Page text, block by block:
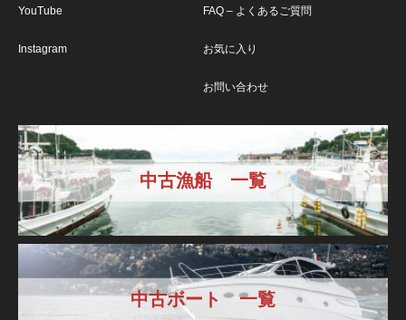
YouTube
Instagram
FAQ – よくあるご質問
お気に入り
お問い合わせ
中古漁船 一覧
中古ボート 一覧